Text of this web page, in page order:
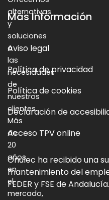
alternativas
y
soluciones
a
las
necesidades
de
nuestros
clientes.
Más
de
20
años
en
el
mercado,
Más Información
Aviso legal
Política de privacidad
Política de cookies
Declaración de
Acceso TPV online
Onulec ha recibido una
mantenimiento del
FEDER y FSE de Andalucía.